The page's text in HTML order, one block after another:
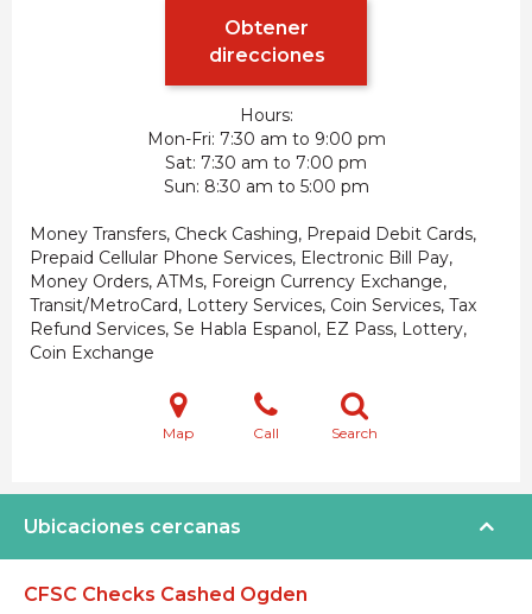
Obtener
direcciones
Hours:
Mon-Fri 7:30 am to 9:00 pm
Sat 7:30 am to 7:00 pm
Sun 8:30 am to 5:00 pm
Money Transfers, Check Cashing, Prepaid Debit Cards,
Prepaid Cellular Phone Services, Electronic Bill Pay,
Money Orders, ATMs, Foreign Currency Exchange,
Transit/MetroCard, Lottery Services, Coin Services, Tax
Refund Services, Se Habla Espanol, EZ Pass, Lottery,
Coin Exchange
Map Call Search
Ubicaciones cercanas
CFSC Checks Cashed Ogden